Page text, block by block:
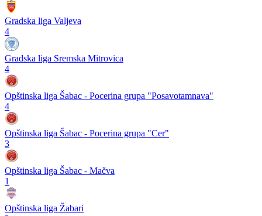
Gradska liga Valjeva
4
Gradska liga Sremska Mitrovica
4
Opštinska liga Šabac - Pocerina grupa "Posavotamnava"
4
Opštinska liga Šabac - Pocerina grupa "Cer"
3
Opštinska liga Šabac - Mačva
1
Opštinska liga Žabari